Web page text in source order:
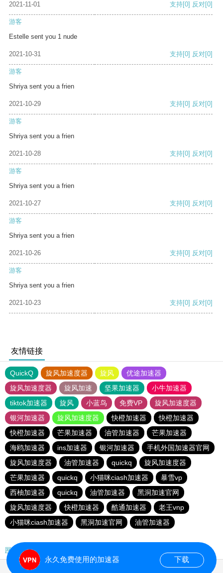
2021-11-01 支持[0] 反对[0]
游客
Estelle sent you 1 nude
2021-10-31 支持[0] 反对[0]
游客
Shriya sent you a frien
2021-10-29 支持[0] 反对[0]
游客
Shriya sent you a frien
2021-10-28 支持[0] 反对[0]
游客
Shriya sent you a frien
2021-10-27 支持[0] 反对[0]
游客
Shriya sent you a frien
2021-10-26 支持[0] 反对[0]
游客
Shriya sent you a frien
2021-10-23 支持[0] 反对[0]
友情链接
QuickQ 旋风加速度器 旋风
优途加速器
旋风加速度器
旋风加速 坚果加速器
小牛加速器
tiktok加速器
旋风 小蓝鸟 免费VP
旋风加速度器
银河加速器
旋风加速度器 快橙加速器
快橙加速器
快橙加速器
芒果加速器 油管加速器
芒果加速器
海鸥加速器
ins加速器 银河加速器
手机外国加速器官网
旋风加速度器
油管加速器 quickq
旋风加速度器
芒果加速器
quickq 小猫咪ciash加速器
暴雪vp
西柚加速器
quickq 油管加速器
黑洞加速官网
旋风加速度器
快橙加速器 酷通加速器
老王vnp
小猫咪ciash加速器
黑洞加速官网 油管加速器
网站地图
永久免费使用的加速器 下载